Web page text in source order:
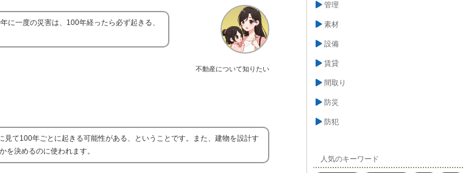
不動産について知りたい
に一度の災害は、100年経ったら必ず起きる、
て100年ごとに起きる可能性がある、ということです。また、建物を設計す
を決めるのに使われます。
管理
素材
設備
賃貸
間取り
防災
防犯
人気のキーワード